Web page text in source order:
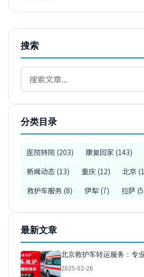
搜索
分类目录
医院转院 (203) 康复回家 (143)
新闻动态 (13)
重庆 (12)
北京
救护车服务 (8)
伊犁 (7) 拉萨
最新文章
北京救护车转运服务：专
2025-02-26